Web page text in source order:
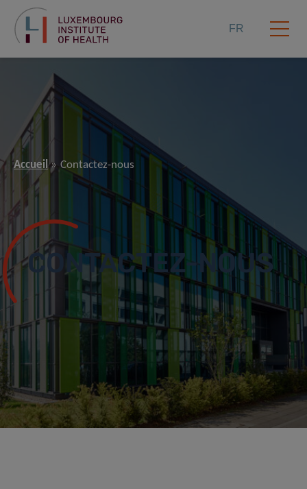
FR
Accueil Contactez-nous
CONTACTEZ-NOUS